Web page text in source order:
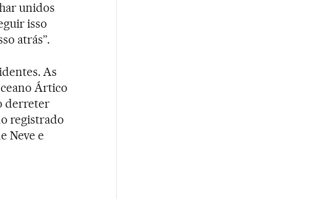
unidos
isso
atrás”.
As
Ártico
derreter
registrado
Neve e